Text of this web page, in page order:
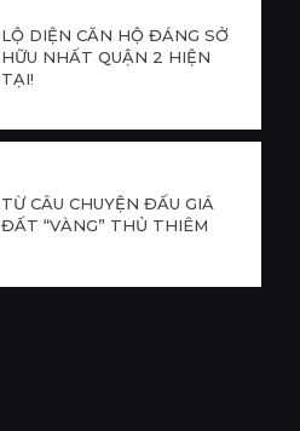
LỘ DIỆN CĂN HỘ ĐÁNG SỞ
HỮU NHẤT QUẬN 2 HIỆN
TẠI!
TỪ CÂU CHUYỆN ĐẤU GIÁ
ĐẤT “VÀNG” THỦ THIÊM